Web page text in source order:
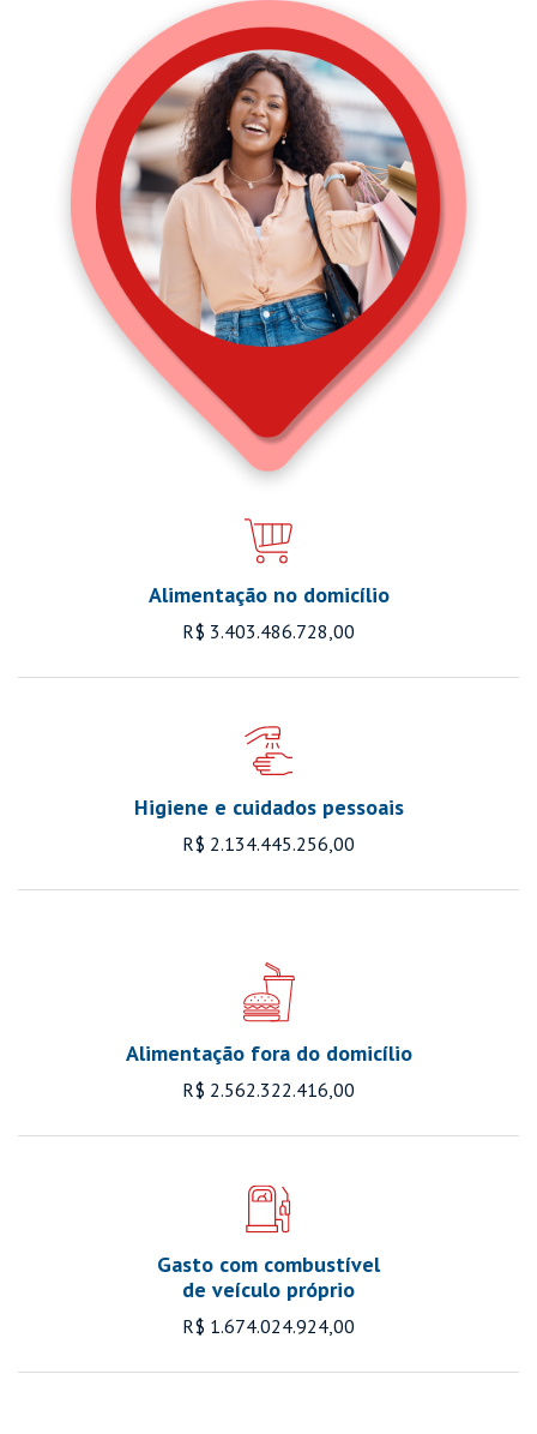
Alimentação no domicílio
R$ 3.403.486.728,00
Higiene e cuidados pessoais
R$ 2.134.445.256,00
Alimentação fora do domicílio
R$ 2.562.322.416,00
Gasto com combustível
de veículo próprio
R$ 1.674.024.924,00